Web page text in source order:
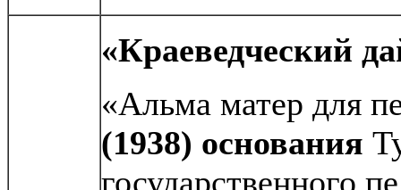
«Краеведческий
«Альма матер для
(1938) основания
государственного